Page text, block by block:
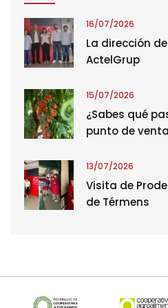
16/07/2026
La dirección
ActelGrup
15/07/2026
¿Sabes qué
punto de
13/07/2026
Visita de
de Térmens